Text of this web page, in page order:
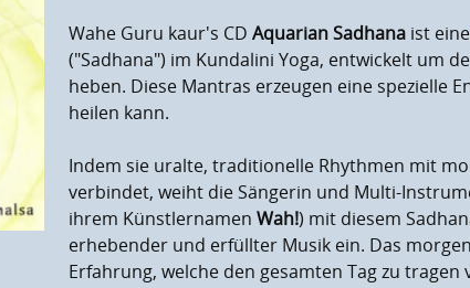
Wahe Guru kaur's CD Aquarian Sadhanaist eine
("Sadhana") im Kundalini Yoga, entwickelt um
heben. Diese Mantras erzeugen eine spezielle
heilen kann.
Indem sie uralte, traditionelle Rhythmen mit
verbindet, weiht die Sängerin und Multi-
ihrem Künstlernamen Wah!) mit diesem
erhebender und erfüllter Musik ein. Das
Erfahrung, welche den gesamten Tag zu tragen